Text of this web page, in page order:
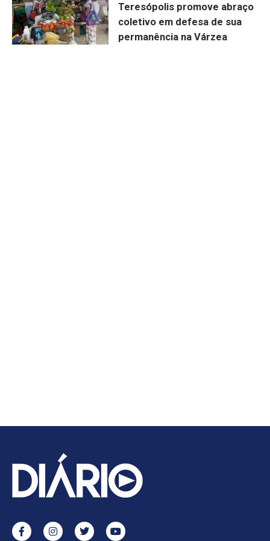
Teresópolis promove abraço
coletivo em defesa de sua
permanência na Várzea